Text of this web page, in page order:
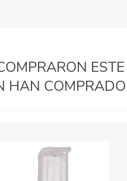
ESTE
HAN COMPRADO